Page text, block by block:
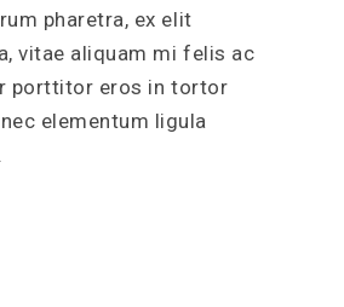
pharetra, ex elit
vitae aliquam mi felis ac
porttitor eros in tortor
elementum ligula